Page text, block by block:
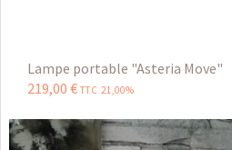
Lampe portable "Asteria Move"
219,00 € TTC 21,00%